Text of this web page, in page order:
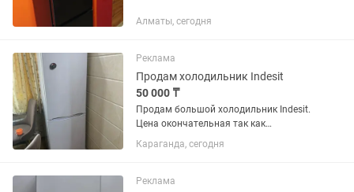
Алматы, сегодня
Реклама
Продам холодильник Indesit
50 000 ₸
Продам большой холодильник Indesit.
Цена окончательная так как
холодильник в отличном состоянии.
Все ящики целые. В ремонте никогда не
Караганда, сегодня
Реклама